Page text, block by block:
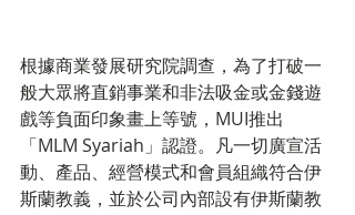
根據商業發展研究院調查，為了打破一
般大眾將直銷事業和非法吸金或金錢遊
戲等負面印象畫上等號，MUI推出
「MLM Syariah」認證。凡一切廣宣活
動、產品、經營模式和會員組織符合伊
斯蘭教義，並於公司內部設有伊斯蘭教